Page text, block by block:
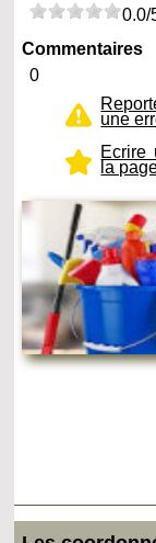
0.0/
Commentaires
0
une
Ecrire
la